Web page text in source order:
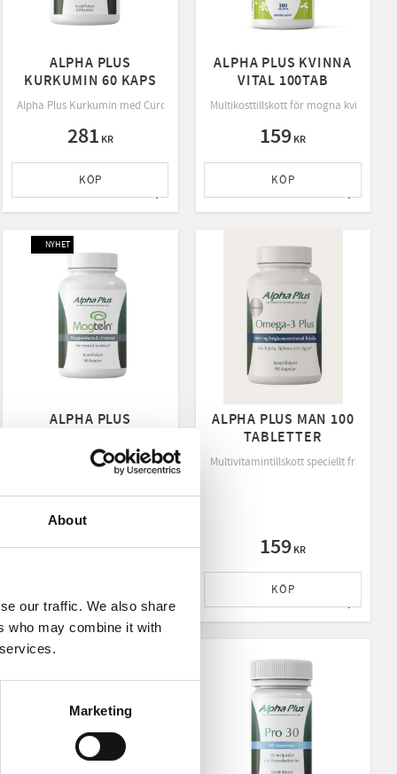
About
our traffic. We also share
who may combine it with
Marketing
vitamin.
vitamin.
vill öka sin explosiva styrka & prestation vid kortvarig, högintensiv träning.
i favoriter
ALPHA PLUS
KURKUMIN 60 KAPS
Alpha Plus Kurkumin med Curcumin C3 Complex® och C-vitamin för
281 KR
Lägg till i favoriter
KÖP
ALPHA PLUS KVINNA
VITAL 100TAB
Multikosttillskott för mogna kvinnor
159KR
Lägg
KÖP
och magnesiumbisglycinat med synergisten B6-vitamin.
energiomsättning, nervsystem, muskler och ben.
i favoriter
ALPHA PLUS
MAGNESIUM L-
TREONAT 90
Patenterad Magtein®-form av magnesium, stöd för nervsystem & psykologisk
563KR
NYHET
Lägg till i favoriter
ALPHA PLUS MAN 100
TABLETTER
Multivitamintillskott speciellt
159KR
Lägg
KÖP